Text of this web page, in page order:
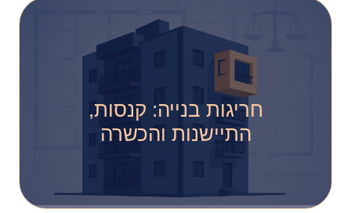
חריגות בנייה: קנסות,
התיישנות והכשרה